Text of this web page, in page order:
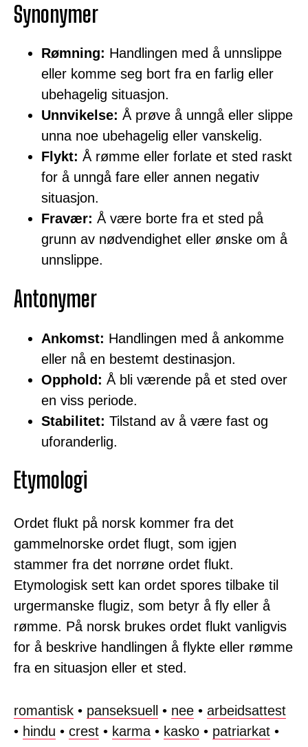
Synonymer
Rømning: Handlingen med å unnslippe
eller komme seg bort fra en farlig eller
ubehagelig situasjon.
Unnvikelse: Å prøve å unngå eller slippe
unna noe ubehagelig eller vanskelig.
Flykt: Å rømme eller forlate et sted raskt
for å unngå fare eller annen negativ
situasjon.
Fravær: Å være borte fra et sted på
grunn av nødvendighet eller ønske om å
unnslippe.
Antonymer
Ankomst: Handlingen med å ankomme
eller nå en bestemt destinasjon.
Opphold: Å bli værende på et sted over
en viss periode.
Stabilitet: Tilstand av å være fast og
uforanderlig.
Etymologi
Ordet flukt på norsk kommer fra det
gammelnorske ordet flugt, som igjen
stammer fra det norrøne ordet flukt.
Etymologisk sett kan ordet spores tilbake til
urgermanske flugiz, som betyr å fly eller å
rømme. På norsk brukes ordet flukt vanligvis
for å beskrive handlingen å flykte eller rømme
fra en situasjon eller et sted.
romantisk • panseksuell • nee • arbeidsattest
• hindu • crest • karma • kasko • patriarkat •